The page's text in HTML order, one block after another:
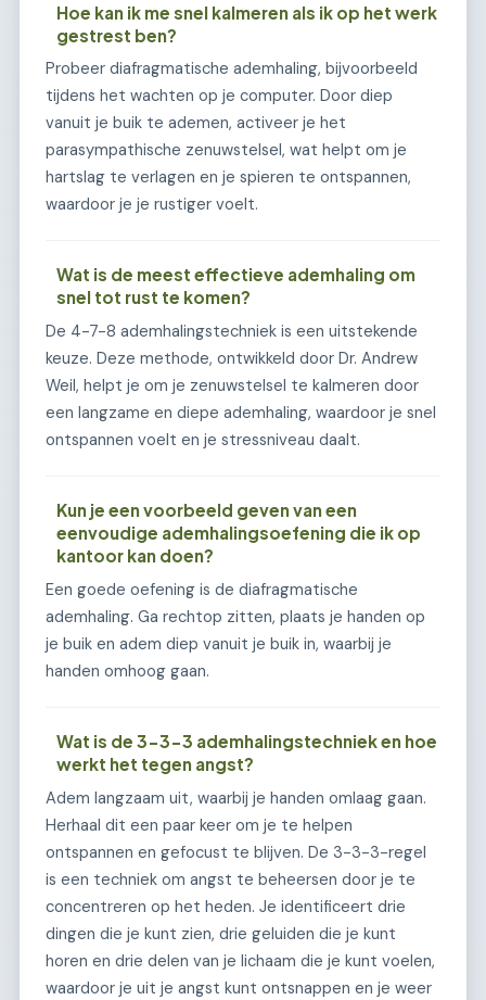
Hoe kan ik me snel kalmeren als ik op het werk
gestrest ben?
Probeer diafragmatische ademhaling, bijvoorbeeld
tijdens het wachten op je computer. Door diep
vanuit je buik te ademen, activeer je het
parasympathische zenuwstelsel, wat helpt om je
hartslag te verlagen en je spieren te ontspannen,
waardoor je je rustiger voelt.
Wat is de meest effectieve ademhaling om
snel tot rust te komen?
De 4-7-8 ademhalingstechniek is een uitstekende
keuze. Deze methode, ontwikkeld door Dr. Andrew
Weil, helpt je om je zenuwstelsel te kalmeren door
een langzame en diepe ademhaling, waardoor je snel
ontspannen voelt en je stressniveau daalt.
Kun je een voorbeeld geven van een
eenvoudige ademhalingsoefening die ik op
kantoor kan doen?
Een goede oefening is de diafragmatische
ademhaling. Ga rechtop zitten, plaats je handen op
je buik en adem diep vanuit je buik in, waarbij je
handen omhoog gaan.
Wat is de 3-3-3 ademhalingstechniek en hoe
werkt het tegen angst?
Adem langzaam uit, waarbij je handen omlaag gaan.
Herhaal dit een paar keer om je te helpen
ontspannen en gefocust te blijven. De 3-3-3-regel
is een techniek om angst te beheersen door je te
concentreren op het heden. Je identificeert drie
dingen die je kunt zien, drie geluiden die je kunt
horen en drie delen van je lichaam die je kunt voelen,
waardoor je uit je angst kunt ontsnappen en je weer